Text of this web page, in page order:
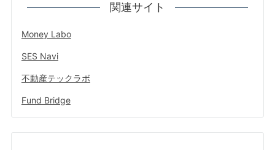
関連サイト
Money Labo
SES Navi
不動産テックラボ
Fund Bridge